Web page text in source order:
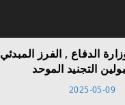
الدفاع , الفرز المبدئي
التجنيد الموحد
2025-05-09